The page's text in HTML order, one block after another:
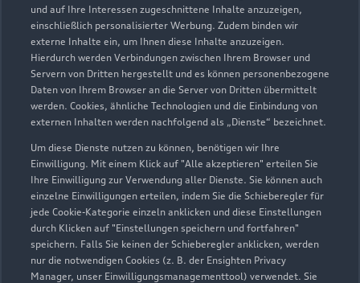
und auf Ihre Interessen zugeschnittene Inhalte anzuzeigen,
einschließlich personalisierter Werbung. Zudem binden wir
externe Inhalte ein, um Ihnen diese Inhalte anzuzeigen.
Hierdurch werden Verbindungen zwischen Ihrem Browser und
Servern von Dritten hergestellt und es können personenbezogene
Daten von Ihrem Browser an die Server von Dritten übermittelt
werden. Cookies, ähnliche Technologien und die Einbindung von
externen Inhalten werden nachfolgend als „Dienste“ bezeichnet.
Um diese Dienste nutzen zu können, benötigen wir Ihre
Einwilligung. Mit einem Klick auf "Alle akzeptieren" erteilen Sie
Ihre Einwilligung zur Verwendung aller Dienste. Sie können auch
einzelne Einwilligungen erteilen, indem Sie die Schieberegler für
jede Cookie-Kategorie einzeln anklicken und diese Einstellungen
durch Klicken auf "Einstellungen speichern und fortfahren"
speichern. Falls Sie keinen der Schieberegler anklicken, werden
nur die notwendigen Cookies (z. B. der Ensighten Privacy
Manager, unser Einwilligungsmanagementtool) verwendet. Sie
Zu den Rädern